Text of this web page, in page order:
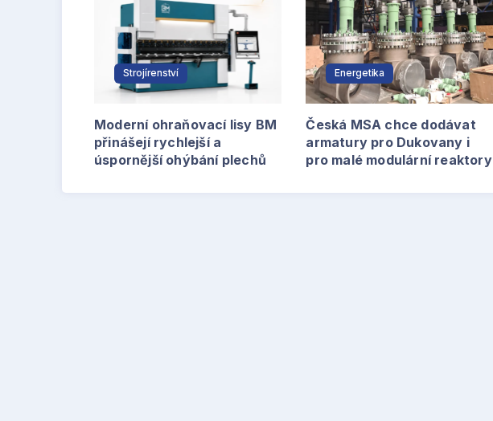
Strojírenství
Moderní ohraňovací lisy BM
přinášejí rychlejší a
úspornější ohýbání plechů
Energetika
Česká MSA chce dodávat
armatury pro Dukovany i
pro malé modulární reaktory